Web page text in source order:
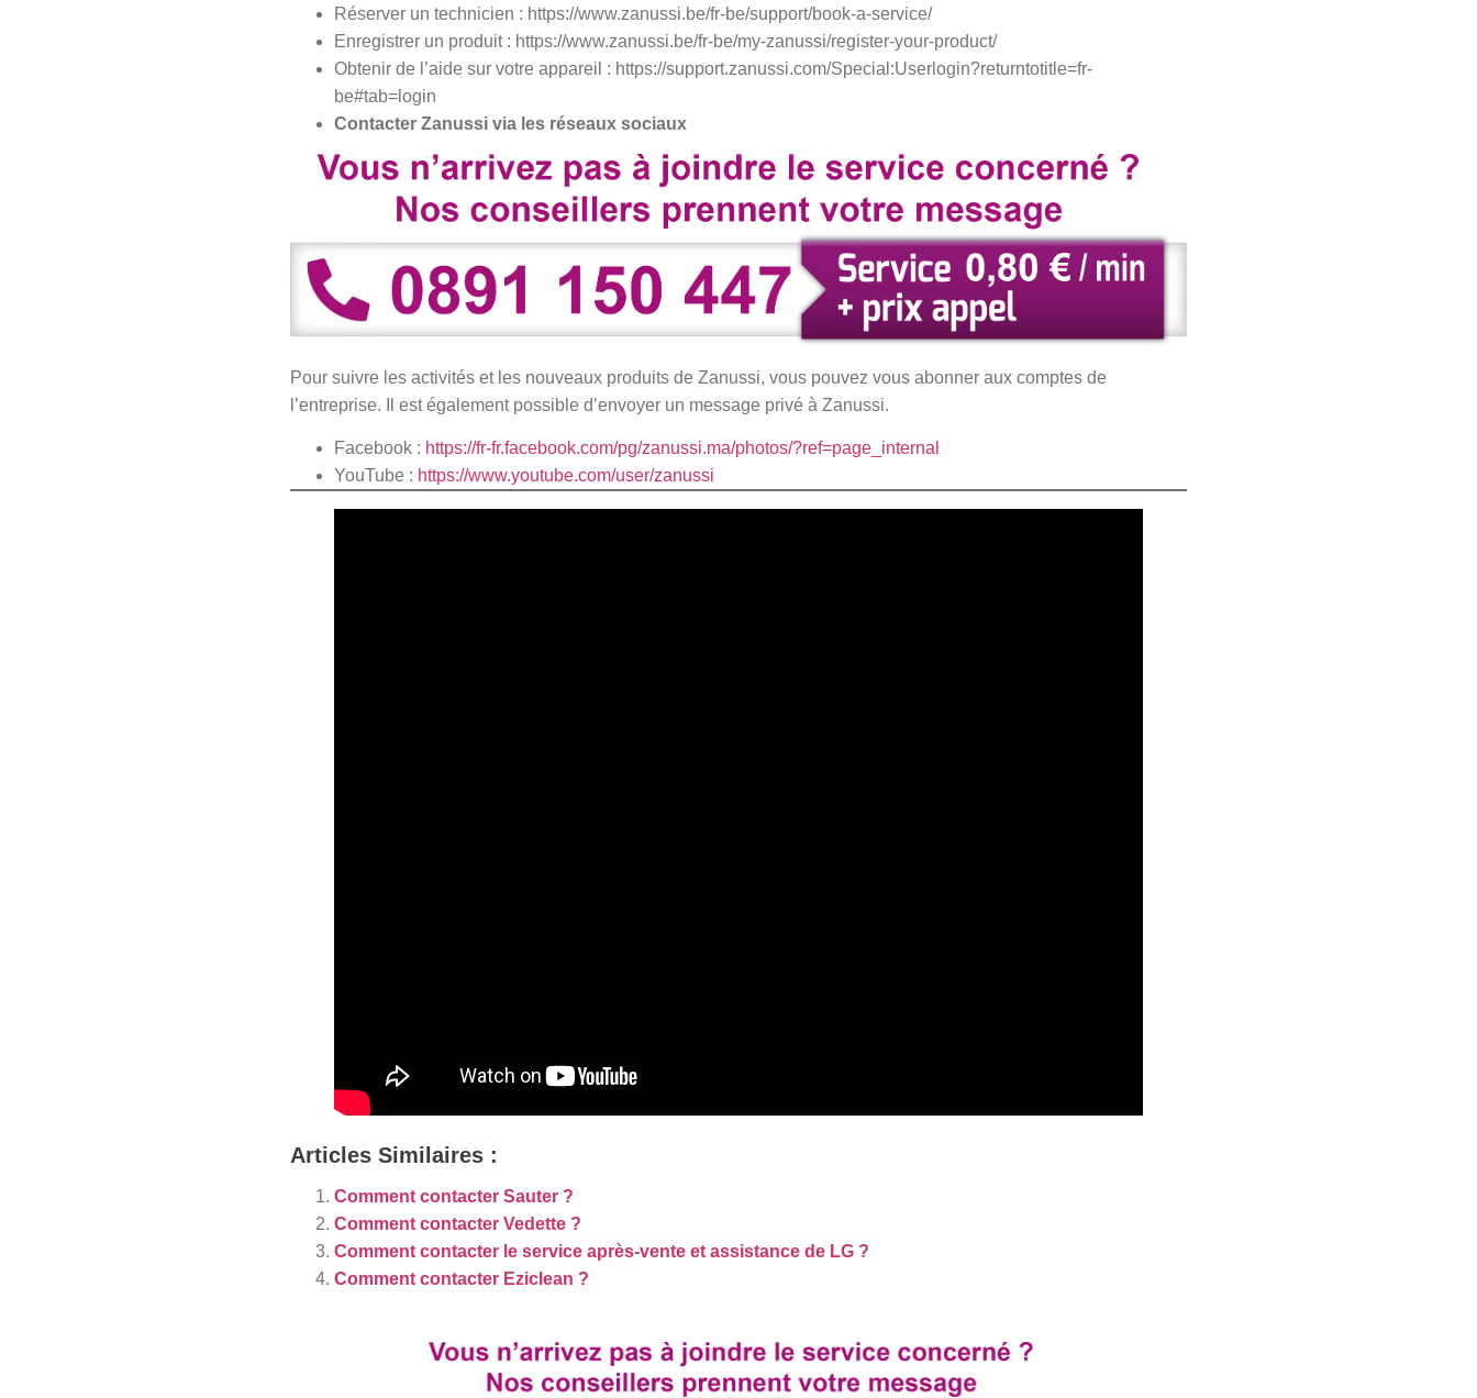
Réserver un technicien : https://www.zanussi.be/fr-be/support/book-a-service/
Enregistrer un produit : https://www.zanussi.be/fr-be/my-zanussi/register-your-product/
Obtenir de l’aide sur votre appareil : https://support.zanussi.com/Special:Userlogin?returntotitle=fr-
be#tab=login
Contacter Zanussi via les réseaux sociaux
Pour suivre les activités et les nouveaux produits de Zanussi, vous pouvez vous abonner aux comptes de
l’entreprise. Il est également possible d’envoyer un message privé à Zanussi.
Facebook : https://fr-fr.facebook.com/pg/zanussi.ma/photos/?ref=page_internal
YouTube : https://www.youtube.com/user/zanussi
Articles Similaires :
Comment contacter Sauter ?
Comment contacter Vedette ?
Comment contacter le service après-vente et assistance de LG ?
Comment contacter Eziclean ?